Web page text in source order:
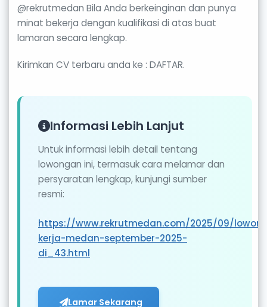
@rekrutmedan Bila Anda berkeinginan dan punya
minat bekerja dengan kualifikasi di atas buat
lamaran secara lengkap.
Kirimkan CV terbaru anda ke : DAFTAR.
Informasi Lebih Lanjut
Untuk informasi lebih detail tentang
lowongan ini, termasuk cara melamar dan
persyaratan lengkap, kunjungi sumber
resmi:
https://www.rekrutmedan.com/2025/09/
kerja-medan-september-2025-
di_43.html
Lamar Sekarang